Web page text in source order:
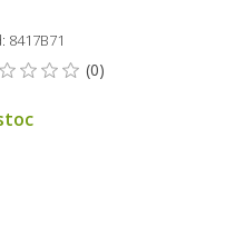
8417B71